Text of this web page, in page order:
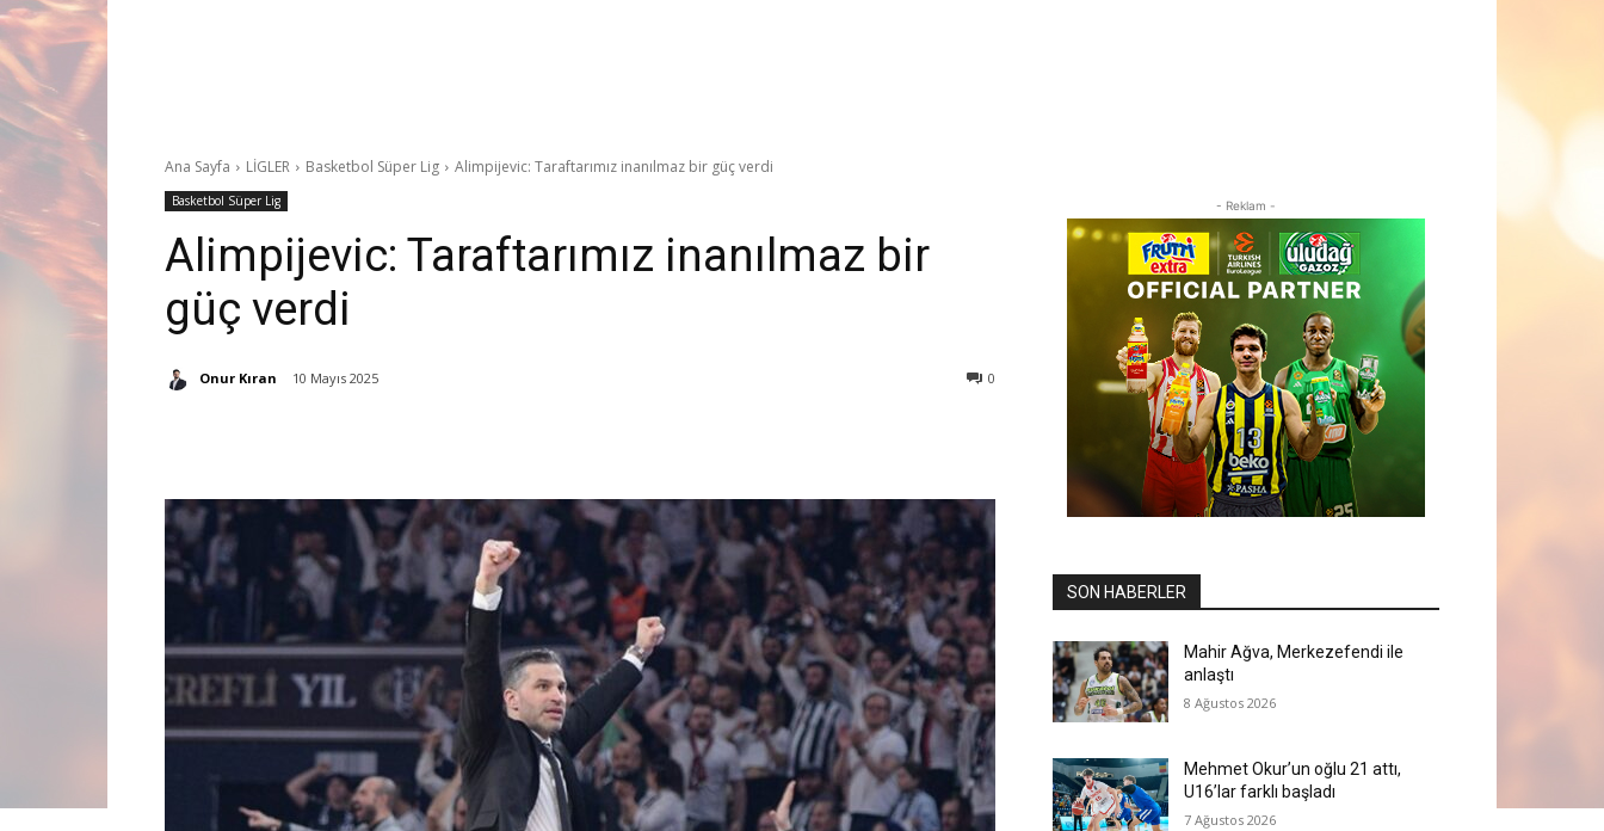
Ana Sayfa LİGLER Basketbol Süper Lig Alimpijevic: Taraftarımız inanılmaz bir güç verdi
Basketbol Süper Lig
Alimpijevic: Taraftarımız inanılmaz bir
güç verdi
Onur Kıran 10 Mayıs 2025 0
- Reklam -
SON HABERLER
Mahir Ağva, Merkezefendi ile
anlaştı
8 Ağustos 2026
Mehmet Okur’un oğlu 21 attı,
U16’lar farklı başladı
7 Ağustos 2026